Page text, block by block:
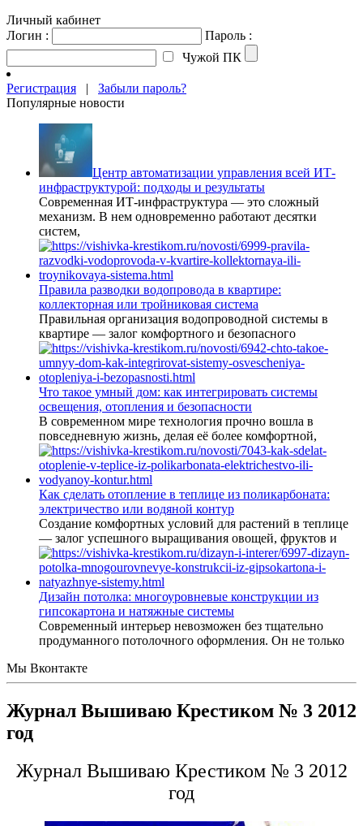
Личный кабинет
Логин :
Пароль :
Чужой ПК
Регистрация | Забыли пароль?
Популярные новости
Центр автоматизации управления всей ИТ-
инфраструктурой: подходы и результаты
Современная ИТ-инфраструктура — это сложный
механизм. В нем одновременно работают десятки
систем,
Правила разводки водопровода в квартире:
коллекторная или тройниковая система
Правильная организация водопроводной системы в
квартире — залог комфортного и безопасного
Что такое умный дом: как интегрировать системы
освещения, отопления и безопасности
В современном мире технология прочно вошла в
повседневную жизнь, делая её более комфортной,
Как сделать отопление в теплице из поликарбоната:
электричество или водяной контур
Создание комфортных условий для растений в теплице
— залог успешного выращивания овощей, фруктов и
Дизайн потолка: многоуровневые конструкции из
гипсокартона и натяжные системы
Современный интерьер невозможен без тщательно
продуманного потолочного оформления. Он не только
Мы Вконтакте
Журнал Вышиваю Крестиком № 3 2012
год
Журнал Вышиваю Крестиком № 3 2012
год